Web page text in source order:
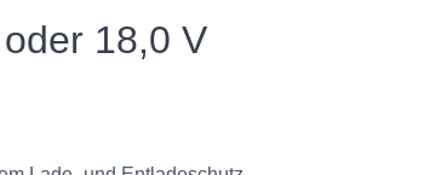
18,0 V